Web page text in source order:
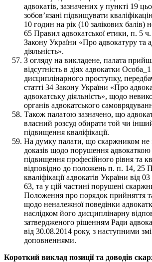
адвокатів, зазначених у пункті 19
зобов’язані підвищувати
10 годин на рік (10 залікових балів)
65 Правил адвокатської етики, п. 5 ч.
Закону України «Про адвокатуру та
діяльність».
З огляду на викладене, палата
відсутність в діях адвокатки
дисциплінарного проступку,
статті 34 Закону України «Про
адвокатську діяльність», щодо
органів адвокатського
Також палатою зазначено, що
власний розсуд обирати той чи
підвищення кваліфікації.
На думку палати, що скаржником не
доказів щодо порушення адвокаткою
підвищення професійного рівня та
відповідно до положень п. п. 14, 25
кваліфікації адвокатів України від
63, та у цій частині порушені
Положення про порядок прийняття
щодо неналежної поведінки
наслідком його дисциплінарну
затвердженого рішенням Ради
від 30.08.2014 року, з наступними
доповненнями.
Короткий виклад позиції та доводів